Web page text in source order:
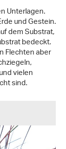
Unterlagen.
und Gestein.
dem Substrat,
bedeckt.
Flechten aber
vielen
sind.